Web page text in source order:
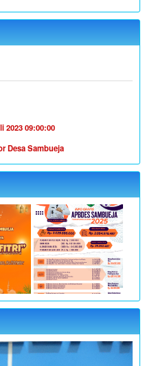
2023 16:36:38
Desa Sambueja
(SEKDES SAMBUEJA)
2023 09:00:00
Desa Sambueja
(SEKDES SAMBUEJA)
2023 09:00:00
Desa Sambueja
2023